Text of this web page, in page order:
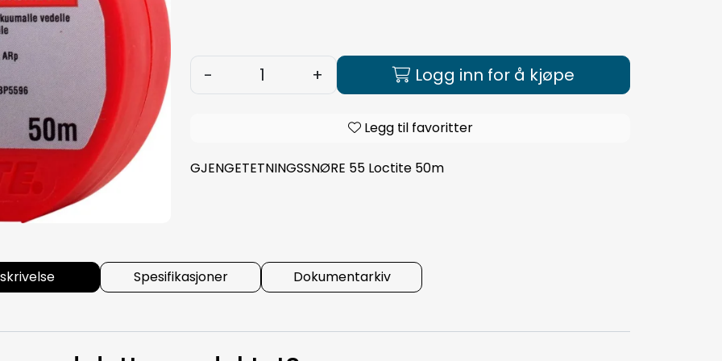
- + Logg inn for å kjøpe
Legg til favoritter
GJENGETETNINGSSNØRE 55 Loctite 50m
Spesifikasjoner Dokumentarkiv